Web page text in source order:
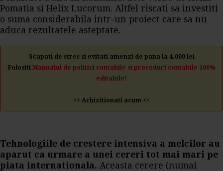
Pomatia si Helix Lucorum. Altfel riscati sa investiti
o suma considerabila intr-un proiect care sa nu
aduca rezultatele asteptate.
Scapati de stres si evitati amenzi de pana la 4.000 lei
Folositi Manualul de politici contabile si proceduri contabile 100%
editabile!
>> Achizitionati acum <<
Tehnologiile de crestere intensiva a melcilor au
aparut ca urmare a unei cereri tot mai mari pe
piata internationala. Aceasta cerere (numai